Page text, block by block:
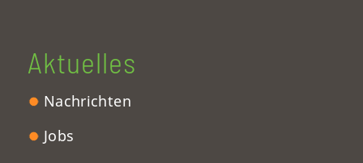
Aktuelles
Nachrichten
Jobs